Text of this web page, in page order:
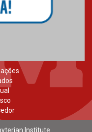
Institute